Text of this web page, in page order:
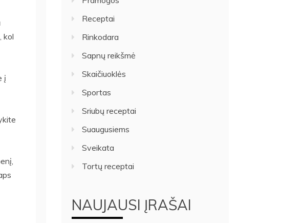
kol
į
Receptai
Rinkodara
Sapnų reikšmė
Skaičiuoklės
Sportas
Sriubų receptai
Suaugusiems
Sveikata
Tortų receptai
NAUJAUSI ĮRAŠAI